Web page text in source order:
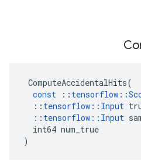
ComputeAccidentalHits(
const
:: tensorflow ::
:: tensorflow :: Input
:: tensorflow :: Input
int64 num_true
)